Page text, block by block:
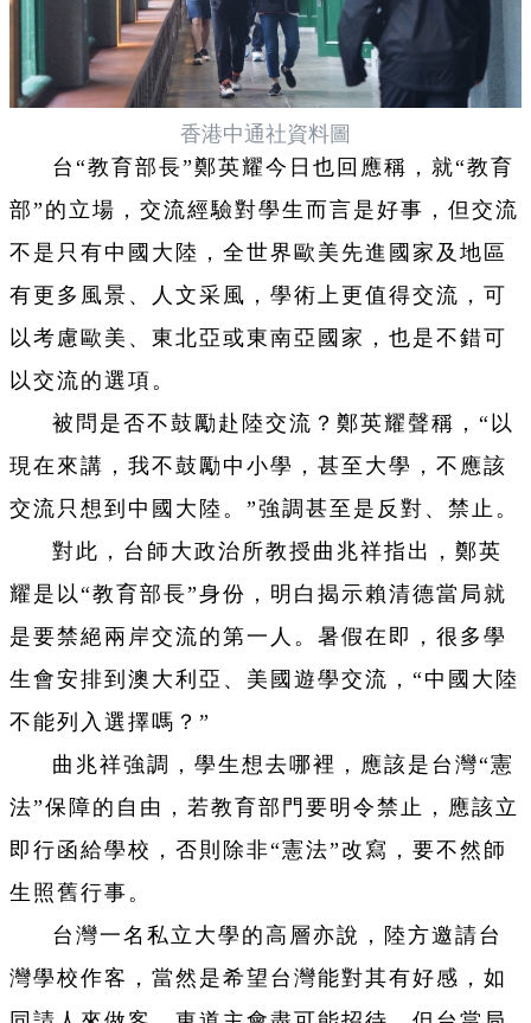
香港中通社資料圖
台“教育部長”鄭英耀今日也回應稱，就“教育
部”的立場，交流經驗對學生而言是好事，但交流
不是只有中國大陸，全世界歐美先進國家及地區
有更多風景、人文采風，學術上更值得交流，可
以考慮歐美、東北亞或東南亞國家，也是不錯可
以交流的選項。
被問是否不鼓勵赴陸交流？鄭英耀聲稱，“以
現在來講，我不鼓勵中小學，甚至大學，不應該
交流只想到中國大陸。”強調甚至是反對、禁止。
對此，台師大政治所教授曲兆祥指出，鄭英
耀是以“教育部長”身份，明白揭示賴清德當局就
是要禁絕兩岸交流的第一人。暑假在即，很多學
生會安排到澳大利亞、美國遊學交流，“中國大陸
不能列入選擇嗎？”
曲兆祥強調，學生想去哪裡，應該是台灣“憲
法”保障的自由，若教育部門要明令禁止，應該立
即行函給學校，否則除非“憲法”改寫，要不然師
生照舊行事。
台灣一名私立大學的高層亦說，陸方邀請台
灣學校作客，當然是希望台灣能對其有好感，如